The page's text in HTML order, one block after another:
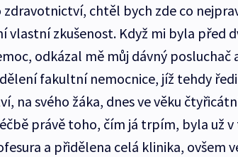
zdravotnictví, chtěl bych zde co
vlastní zkušenost. Když mi byla před
odkázal mě můj dávný posluchač
fakultní nemocnice, jíž tehdy
na svého žáka, dnes ve věku
právě toho, čím já trpím, byla už
a přidělena celá klinika, ovšem